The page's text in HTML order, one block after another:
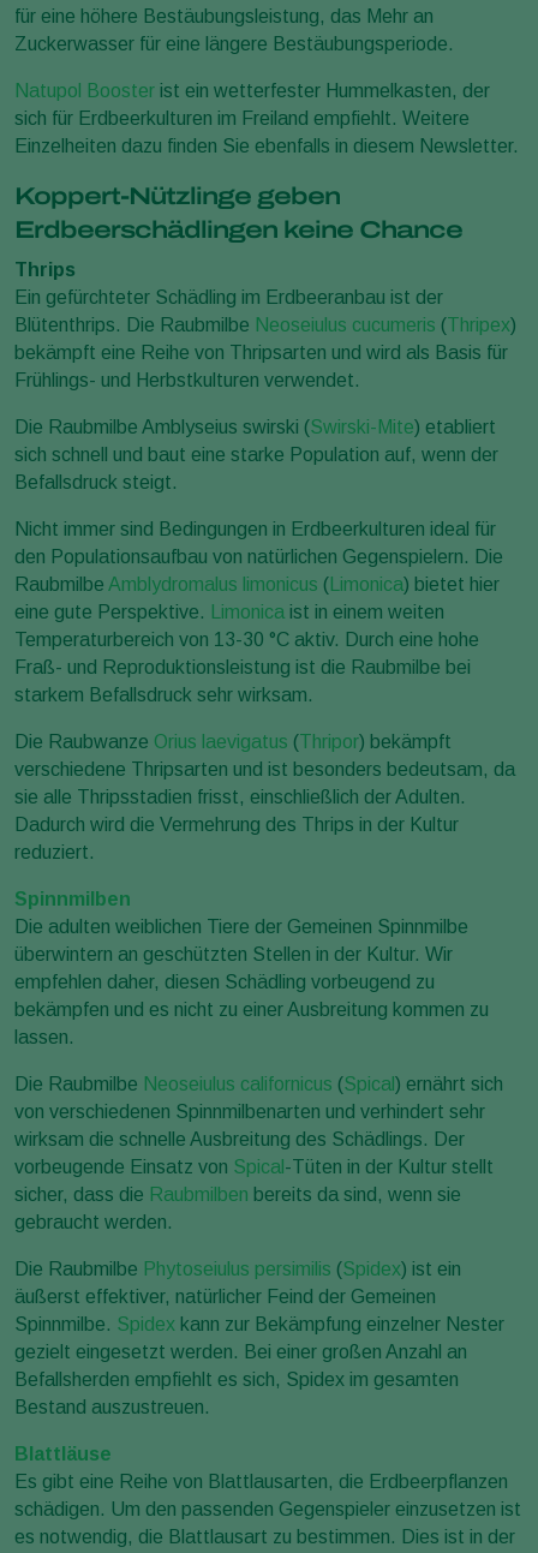
für eine höhere Bestäubungsleistung, das Mehr an
Zuckerwasser für eine längere Bestäubungsperiode.
Natupol Booster ist ein wetterfester Hummelkasten, der
sich für Erdbeerkulturen im Freiland empfiehlt. Weitere
Einzelheiten dazu finden Sie ebenfalls in diesem Newsletter.
Koppert-Nützlinge geben
Erdbeerschädlingen keine Chance
Thrips
Ein gefürchteter Schädling im Erdbeeranbau ist der
Blütenthrips. Die Raubmilbe Neoseiulus cucumeris (Thripex)
bekämpft eine Reihe von Thripsarten und wird als Basis für
Frühlings- und Herbstkulturen verwendet.
Die Raubmilbe Amblyseius swirski (Swirski-Mite) etabliert
sich schnell und baut eine starke Population auf, wenn der
Befallsdruck steigt.
Nicht immer sind Bedingungen in Erdbeerkulturen ideal für
den Populationsaufbau von natürlichen Gegenspielern. Die
Raubmilbe Amblydromalus limonicus ( Limonica) bietet hier
eine gute Perspektive.
Limonica ist in einem weiten
Temperaturbereich von 13-30 °C aktiv. Durch eine hohe
Fraß- und Reproduktionsleistung ist die Raubmilbe bei
starkem Befallsdruck sehr wirksam.
Die Raubwanze Orius laevigatus (Thripor) bekämpft
verschiedene Thripsarten und ist besonders bedeutsam, da
sie alle Thripsstadien frisst, einschließlich der Adulten.
Dadurch wird die Vermehrung des Thrips in der Kultur
reduziert.
Spinnmilben
Die adulten weiblichen Tiere der Gemeinen Spinnmilbe
überwintern an geschützten Stellen in der Kultur. Wir
empfehlen daher, diesen Schädling vorbeugend zu
bekämpfen und es nicht zu einer Ausbreitung kommen zu
lassen.
Die Raubmilbe Neoseiulus californicus (Spical) ernährt sich
von verschiedenen Spinnmilbenarten und verhindert sehr
wirksam die schnelle Ausbreitung des Schädlings. Der
vorbeugende Einsatz von Spical -Tüten in der Kultur stellt
sicher, dass die Raubmilben bereits da sind, wenn sie
gebraucht werden.
Die Raubmilbe Phytoseiulus persimilis (Spidex) ist ein
äußerst effektiver, natürlicher Feind der Gemeinen
Spinnmilbe. Spidex kann zur Bekämpfung einzelner Nester
gezielt eingesetzt werden. Bei einer großen Anzahl an
Befallsherden empfiehlt es sich, Spidex im gesamten
Bestand auszustreuen.
Blattläuse
Es gibt eine Reihe von Blattlausarten, die Erdbeerpflanzen
schädigen. Um den passenden Gegenspieler einzusetzen ist
es notwendig, die Blattlausart zu bestimmen. Dies ist in der